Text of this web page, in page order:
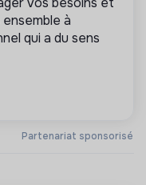
Partenariat sponsorisé
à
qui a du sens